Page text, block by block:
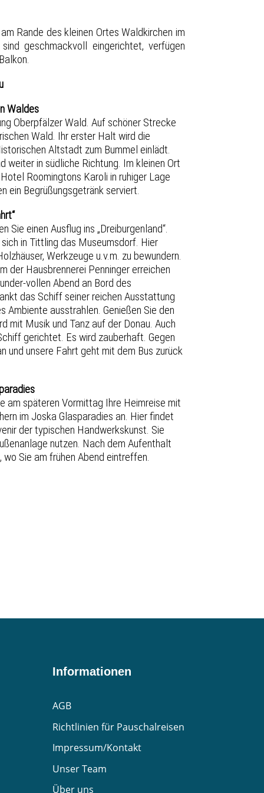
Rande des kleinen Ortes Waldkirchen im
geschmackvoll eingerichtet, verfügen
Waldes
Oberpfälzer Wald. Auf schöner Strecke
Wald. Ihr erster Halt wird die
Altstadt zum Bummel einlädt.
weiter in südliche Richtung. Im kleinen Ort
Roomingtons Karoli in ruhiger Lage
ein Begrüßungsgetränk serviert.
einen Ausflug ins „Dreiburgenland“.
in Tittling das Museumsdorf. Hier
Werkzeuge u.v.m. zu bewundern.
der Hausbrennerei Penninger erreichen
vollen Abend an Bord des
das Schiff seiner reichen Ausstattung
ausstrahlen. Genießen Sie den
mit Musik und Tanz auf der Donau. Auch
gerichtet. Es wird zauberhaft. Gegen
und unsere Fahrt geht mit dem Bus zurück
am späteren Vormittag Ihre Heimreise mit
im Joska Glasparadies an. Hier findet
der typischen Handwerkskunst. Sie
nutzen. Nach dem Aufenthalt
Sie am frühen Abend eintreffen.
Informationen
AGB
Richtlinien für Pauschalreisen
Impressum/Kontakt
Unser Team
Über uns